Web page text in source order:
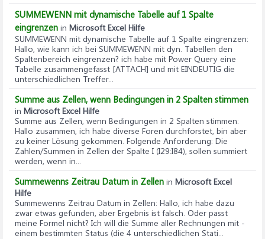
SUMMEWENN mit dynamische Tabelle auf 1 Spalte
eingrenzen in Microsoft Excel Hilfe
SUMMEWENN mit dynamische Tabelle auf 1 Spalte eingrenzen:
Hallo, wie kann ich bei SUMMEWENN mit dyn. Tabellen den
Spaltenbereich eingrenzen? ich habe mit Power Query eine
Tabelle zusammengefasst [ATTACH] und mit EINDEUTIG die
unterschiedlichen Treffer...
Summe aus Zellen, wenn Bedingungen in 2 Spalten stimmen
in Microsoft Excel Hilfe
Summe aus Zellen, wenn Bedingungen in 2 Spalten stimmen:
Hallo zusammen, ich habe diverse Foren durchforstet, bin aber
zu keiner Lösung gekommen. Folgende Anforderung: Die
Zahlen/Summen in Zellen der Spalte I (I29:I84), sollen summiert
werden, wenn in...
Summewenns Zeitrau Datum in Zellen in Microsoft Excel
Hilfe
Summewenns Zeitrau Datum in Zellen: Hallo, ich habe dazu
zwar etwas gefunden, aber Ergebnis ist falsch. Oder passt
meine Formel nicht? Ich will die Summe aller Rechnungen mit -
einem bestimmten Status (die 4 unterschiedlichen Stati...